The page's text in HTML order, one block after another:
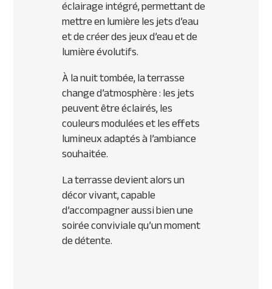
éclairage intégré, permettant de
mettre en lumière les jets d’eau
et de créer des jeux d’eau et de
lumière évolutifs.
À la nuit tombée, la terrasse
change d’atmosphère : les jets
peuvent être éclairés, les
couleurs modulées et les effets
lumineux adaptés à l’ambiance
souhaitée.
La terrasse devient alors un
décor vivant, capable
d’accompagner aussi bien une
soirée conviviale qu’un moment
de détente.